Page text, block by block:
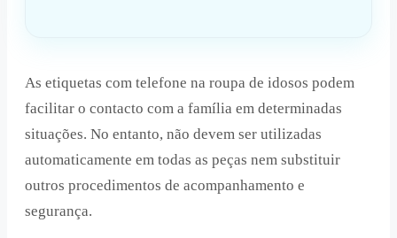
As etiquetas com telefone na roupa de idosos podem
facilitar o contacto com a família em determinadas
situações. No entanto, não devem ser utilizadas
automaticamente em todas as peças nem substituir
outros procedimentos de acompanhamento e
segurança.